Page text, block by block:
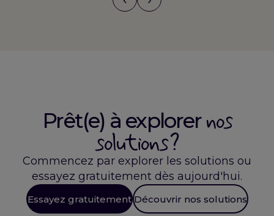
Prêt(e) à explorernos
solutions ?
Commencez par explorer les solutions ou
essayez gratuitement dès aujourd'hui.
Essayez gratuitement Découvrir nos solutions